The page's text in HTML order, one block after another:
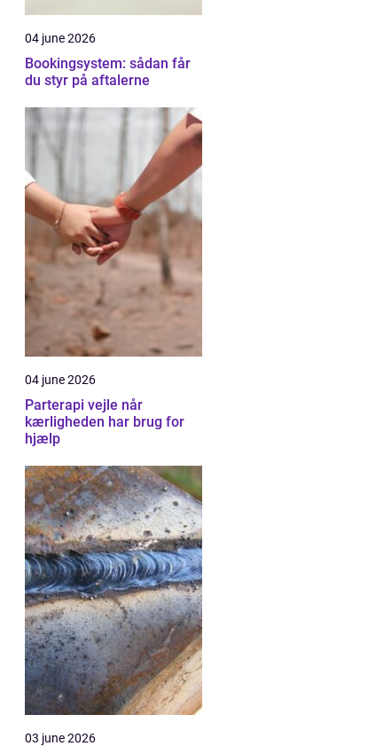
04 june 2026
Bookingsystem: sådan får
du styr på aftalerne
04 june 2026
Parterapi vejle når
kærligheden har brug for
hjælp
03 june 2026